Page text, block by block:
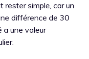
rester simple, car un
différence de 30
a une valeur